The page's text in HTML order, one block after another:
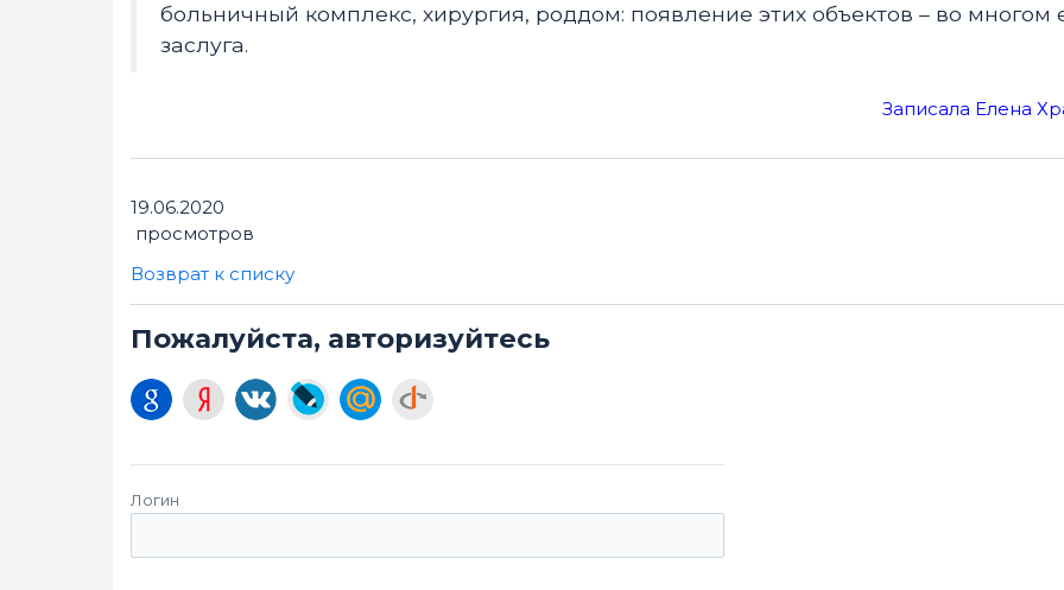
больничный комплекс, хирургия, роддом: появление этих объектов – во многом
заслуга.
Записала Елена
19.06.2020
просмотров
Возврат к списку
Пожалуйста, авторизуйтесь
Логин